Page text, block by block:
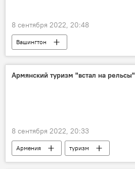
8 сентября 2022, 20:48
Вашингтон
Армянский туризм "встал на рельсы"
8 сентября 2022, 20:33
Армения
туризм
Туризм в Армении
Общество